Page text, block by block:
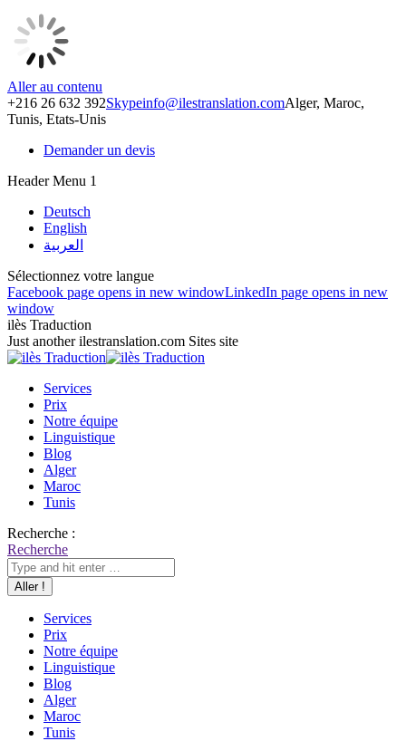
Aller au contenu
+216 26 632 392Skypeinfo@ilestranslation.comAlger, Maroc,
Tunis, Etats-Unis
Demander un devis
Header Menu 1
Deutsch
English
العربية
Sélectionnez votre langue
Facebook page opens in new windowLinkedIn page opens in new
window
ilès Traduction
Just another ilestranslation.com Sites site
Services
Prix
Notre équipe
Linguistique
Blog
Alger
Maroc
Tunis
Recherche :
Recherche
Services
Prix
Notre équipe
Linguistique
Blog
Alger
Maroc
Tunis